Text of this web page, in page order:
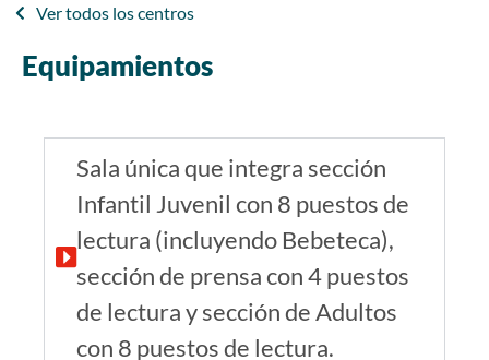
Ver todos los centros
Equipamientos
Sala única que integra sección
Infantil Juvenil con 8 puestos de
lectura (incluyendo Bebeteca),
sección de prensa con 4 puestos
de lectura y sección de Adultos
con 8 puestos de lectura.